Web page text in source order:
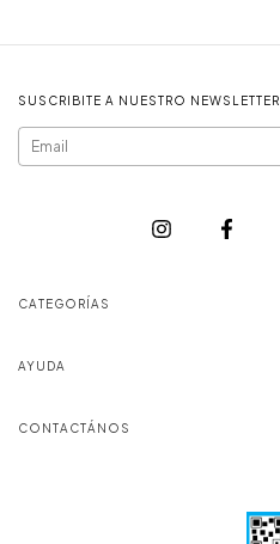
SUSCRIBITE A NUESTRO NEWSLETTER
CATEGORÍAS
AYUDA
CONTACTÁNOS